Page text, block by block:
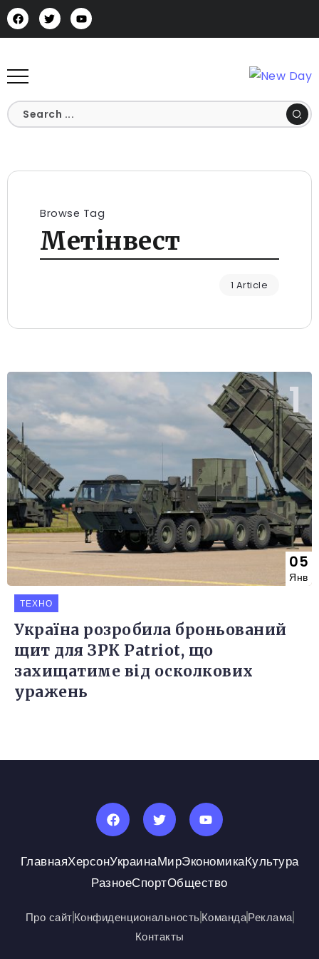
Browse Tag
Метінвест
1 Article
05
Янв
ТЕХНО
Україна розробила броньований
щит для ЗРК Patriot, що
захищатиме від осколкових
уражень
ГлавнаяХерсонУкраинаМирЭкономикаКультура
РазноеСпортОбщество
Про сайтКонфиденциональностьКомандаРеклама
Контакты